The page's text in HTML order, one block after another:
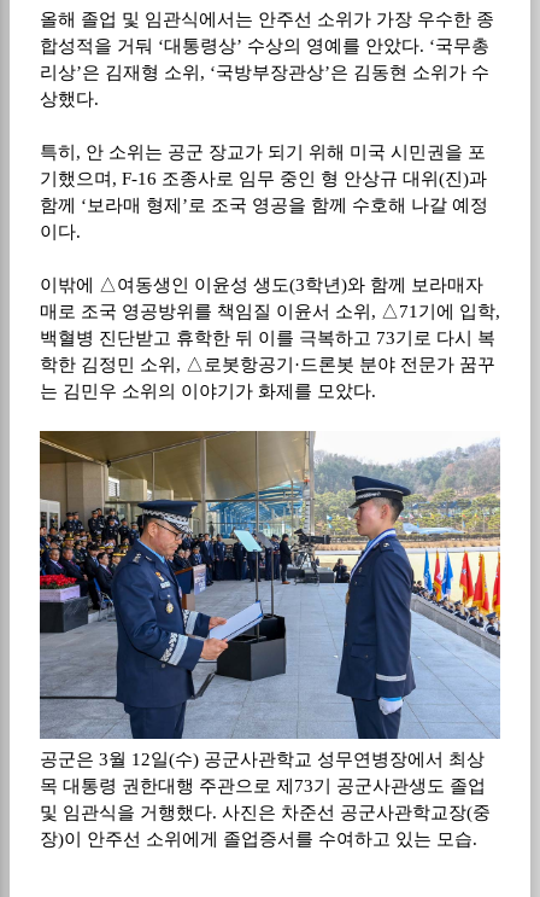
올해 졸업 및 임관식에서는 안주선 소위가 가장 우수한 종
합성적을 거둬 ‘대통령상’ 수상의 영예를 안았다. ‘국무총
리상’은 김재형 소위 , ‘국방부장관상’은 김동현 소위가 수
상했다.
특히 , 안 소위는 공군 장교가 되기 위해 미국 시민권을 포
기했으며 , F-16 조종사로 임무 중인 형 안상규 대위 (진)과
함께 ‘보라매 형제 ’로 조국 영공을 함께 수호해 나갈 예정
이다.
이밖에 △여동생인 이윤성 생도(3학년)와 함께 보라매자
매로 조국 영공방위를 책임질 이윤서 소위 , △71기에 입학,
백혈병 진단받고 휴학한 뒤 이를 극복하고 73기로 다시 복
학한 김정민 소위 , △로봇항공기 ·드론봇 분야 전문가 꿈꾸
는 김민우 소위의 이야기가 화제를 모았다.
공군은 3월 12일(수) 공군사관학교 성무연병장에서 최상
목 대통령 권한대행 주관으로 제73기 공군사관생도 졸업
및 임관식을 거행했다. 사진은 차준선 공군사관학교장(중
장)이 안주선 소위에게 졸업증서를 수여하고 있는 모습.